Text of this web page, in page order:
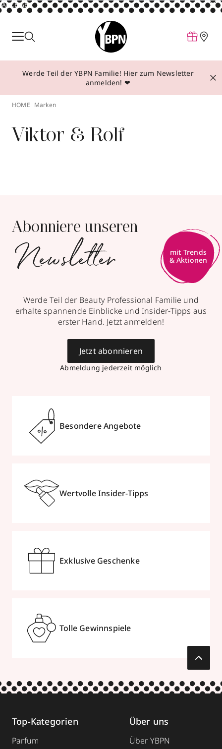
ANZEIGE
Parfum
Make-up
Behandlungen
Über YBPN
Werde Teil der YBPN Familie! Hier zum Newsletter
anmelden! ❤
HOME Marken
Viktor & Rolf
Abonniere unseren
Newsletter
mit Trends
& Aktionen
Werde Teil der Beauty Professional Familie und
erhalte spannende Einblicke und Insider-Tipps aus
erster Hand. Jetzt anmelden!
Abmeldung jederzeit möglich
Jetzt abonnieren
Besondere Angebote
Wertvolle Insider-Tipps
Exklusive Geschenke
Tolle Gewinnspiele
Top-Kategorien
Parfum
Über uns
Über YBPN